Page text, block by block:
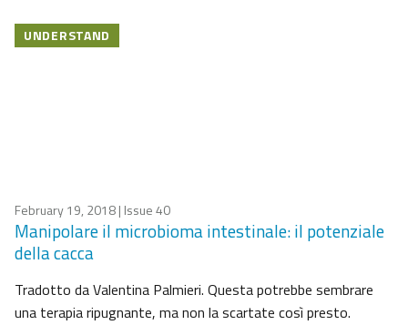
UNDERSTAND
February 19, 2018| Issue 40
Manipolare il microbioma intestinale: il potenziale
della cacca
Tradotto da Valentina Palmieri. Questa potrebbe sembrare
una terapia ripugnante, ma non la scartate così presto.